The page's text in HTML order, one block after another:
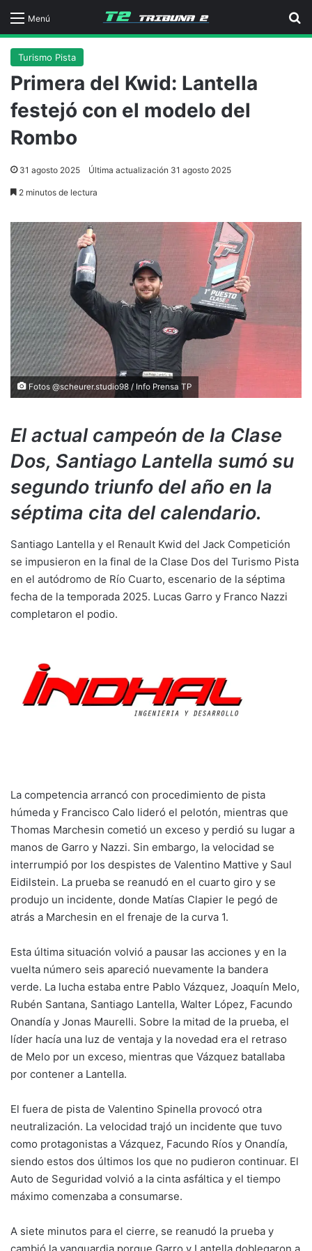
Menú
Turismo Pista
Primera del Kwid: Lantella
festejó con el modelo del
Rombo
31 agosto 2025 Última actualización 31 agosto 2025
2 minutos de lectura
Fotos @scheurer.studio98 / Info Prensa TP
El actual campeón de la Clase
Dos, Santiago Lantella sumó su
segundo triunfo del año en la
séptima cita del calendario.
Santiago Lantella y el Renault Kwid del Jack Competición
se impusieron en la final de la Clase Dos del Turismo Pista
en el autódromo de Río Cuarto, escenario de la séptima
fecha de la temporada 2025. Lucas Garro y Franco Nazzi
completaron el podio.
La competencia arrancó con procedimiento de pista
húmeda y Francisco Calo lideró el pelotón, mientras que
Thomas Marchesin cometió un exceso y perdió su lugar a
manos de Garro y Nazzi. Sin embargo, la velocidad se
interrumpió por los despistes de Valentino Mattive y Saul
Eidilstein. La prueba se reanudó en el cuarto giro y se
produjo un incidente, donde Matías Clapier le pegó de
atrás a Marchesin en el frenaje de la curva 1.
Esta última situación volvió a pausar las acciones y en la
vuelta número seis apareció nuevamente la bandera
verde. La lucha estaba entre Pablo Vázquez, Joaquín Melo,
Rubén Santana, Santiago Lantella, Walter López, Facundo
Onandía y Jonas Maurelli. Sobre la mitad de la prueba, el
líder hacía una luz de ventaja y la novedad era el retraso
de Melo por un exceso, mientras que Vázquez batallaba
por contener a Lantella.
El fuera de pista de Valentino Spinella provocó otra
neutralización. La velocidad trajó un incidente que tuvo
como protagonistas a Vázquez, Facundo Ríos y Onandía,
siendo estos dos últimos los que no pudieron continuar. El
Auto de Seguridad volvió a la cinta asfáltica y el tiempo
máximo comenzaba a consumarse.
A siete minutos para el cierre, se reanudó la prueba y